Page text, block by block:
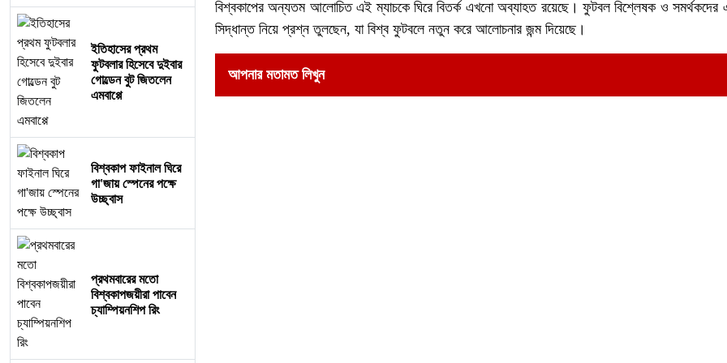
ইতিহাসের প্রথম
ফুটবলার হিসেবে দুইবার
গোল্ডেন বুট জিতলেন
এমবাপ্পে
বিশ্বকাপ ফাইনাল ঘিরে
গা'জায় স্পেনের পক্ষে
উচ্ছ্বাস
প্রথমবারের মতো
বিশ্বকাপজয়ীরা পাবেন
চ্যাম্পিয়নশিপ রিং
বিশ্বকাপের অন্যতম আলোচিত এই ম্যাচকে ঘিরে বিতর্ক এখনো অব্যাহত রয়েছে। ফুটবল বিশ্লেষক ও সমর্থকদের
সিদ্ধান্ত নিয়ে প্রশ্ন তুলছেন, যা বিশ্ব ফুটবলে নতুন করে আলোচনার জন্ম দিয়েছে।
আপনার মতামত লিখুন